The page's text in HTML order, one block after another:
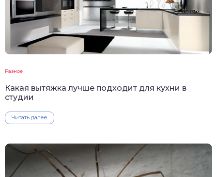
Разное
Какая вытяжка лучше подходит для кухни в
студии
Читать далее